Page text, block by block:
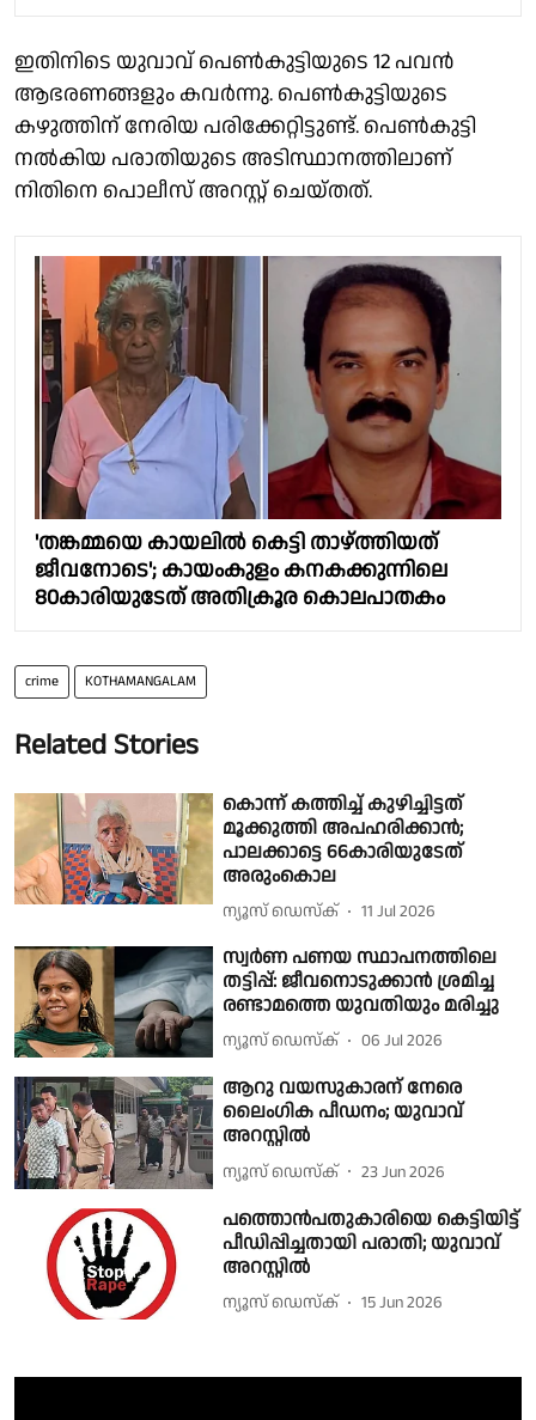
ഇതിനിടെ യുവാവ് പെൺകുട്ടിയുടെ 12 പവൻ
ആഭരണങ്ങളും കവർന്നു. പെൺകുട്ടിയുടെ
കഴുത്തിന് നേരിയ പരിക്കേറ്റിട്ടുണ്ട്. പെണ്‍കുട്ടി
നല്‍കിയ പരാതിയുടെ അടിസ്ഥാനത്തിലാണ്
നിതിനെ പൊലീസ് അറസ്റ്റ് ചെയ്തത്.
'തങ്കമ്മയെ കായലിൽ കെട്ടി താഴ്ത്തിയത്
ജീവനോടെ'; കായംകുളം കനകക്കുന്നിലെ
80കാരിയുടേത് അതിക്രൂര കൊലപാതകം
crime KOTHAMANGALAM
Related Stories
കൊന്ന് കത്തിച്ച് കുഴിച്ചിട്ടത്
മൂക്കുത്തി അപഹരിക്കാൻ;
പാലക്കാട്ടെ 66കാരിയുടേത്
അരുംകൊല
ന്യൂസ് ഡെസ്ക് 11 Jul 2026
സ്വര്‍ണ പണയ സ്ഥാപനത്തിലെ
തട്ടിപ്പ്: ജീവനൊടുക്കാന്‍ ശ്രമിച്ച
രണ്ടാമത്തെ യുവതിയും മരിച്ചു
ന്യൂസ് ഡെസ്ക് 06 Jul 2026
ആറു വയസുകാരന് നേരെ
ലൈംഗിക പീഡനം; യുവാവ്
അറസ്റ്റിൽ
ന്യൂസ് ഡെസ്ക് 23 Jun 2026
പത്തൊൻപതുകാരിയെ കെട്ടിയിട്ട്
പീഡിപ്പിച്ചതായി പരാതി; യുവാവ്
അറസ്റ്റിൽ
ന്യൂസ് ഡെസ്ക് 15 Jun 2026